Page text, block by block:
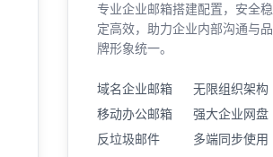
专业企业邮箱搭建配置，安全稳
定高效，助力企业内部沟通与品
牌形象统一。
域名企业邮箱
无限组织架构
移动办公邮箱
强大企业网盘
反垃圾邮件
多端同步使用